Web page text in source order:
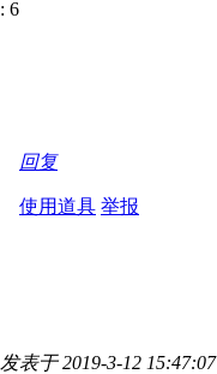
回复
使用道具 举报
发表于 2019-3-12 15:47:07